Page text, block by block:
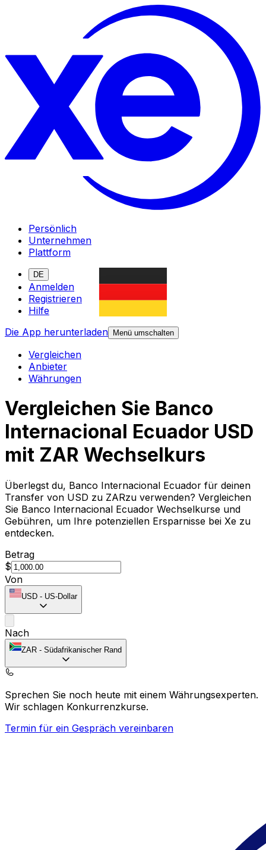
Persönlich
Unternehmen
Plattform
DE
Anmelden
Registrieren
Hilfe
Die App herunterladen
Menü umschalten
Vergleichen
Anbieter
Währungen
Vergleichen Sie Banco
Internacional Ecuador USD
mit ZAR Wechselkurs
Überlegst du, Banco Internacional Ecuador für deinen
Transfer von USD zu ZARzu verwenden? Vergleichen
Sie Banco Internacional Ecuador Wechselkurse und
Gebühren, um Ihre potenziellen Ersparnisse bei Xe zu
entdecken.
Betrag
$
Von
USD - US-Dollar
Nach
ZAR - Südafrikanischer Rand
Sprechen Sie noch heute mit einem Währungsexperten.
Wir schlagen Konkurrenzkurse.
Termin für ein Gespräch vereinbaren